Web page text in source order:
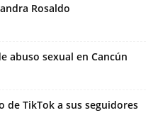
Rosaldo
abuso sexual en Cancún
de TikTok a sus seguidores